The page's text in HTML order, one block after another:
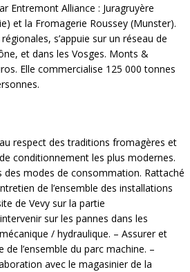
Entremont Alliance : Juragruyère
et la Fromagerie Roussey (Munster).
s’appuie sur un réseau de
et dans les Vosges. Monts &
Elle commercialise 125 000 tonnes
respect des traditions fromagères et
conditionnement les plus modernes.
des modes de consommation. Rattaché
de l’ensemble des installations
de Vevy sur la partie
sur les pannes dans les
/ hydraulique. – Assurer et
l’ensemble du parc machine. –
avec le magasinier de la